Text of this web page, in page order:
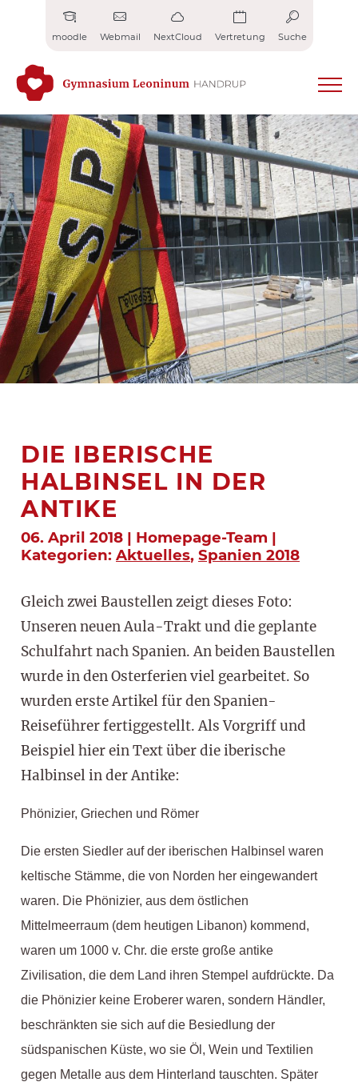
moodle Webmail NextCloud Vertretung Suche
DIE IBERISCHE
HALBINSEL IN DER
ANTIKE
06. April 2018 | Homepage-Team |
Kategorien: Aktuelles, Spanien 2018
Gleich zwei Baustellen zeigt dieses Foto:
Unseren neuen Aula-Trakt und die geplante
Schulfahrt nach Spanien. An beiden Baustellen
wurde in den Osterferien viel gearbeitet. So
wurden erste Artikel für den Spanien-
Reiseführer fertiggestellt. Als Vorgriff und
Beispiel hier ein Text über die iberische
Halbinsel in der Antike:
Phönizier, Griechen und Römer
Die ersten Siedler auf der iberischen Halbinsel waren
keltische Stämme, die von Norden her eingewandert
waren. Die Phönizier, aus dem östlichen
Mittelmeerraum (dem heutigen Libanon) kommend,
waren um 1000 v. Chr. die erste große antike
Zivilisation, die dem Land ihren Stempel aufdrückte. Da
die Phönizier keine Eroberer waren, sondern Händler,
beschränkten sie sich auf die Besiedlung der
südspanischen Küste, wo sie Öl, Wein und Textilien
gegen Metalle aus dem Hinterland tauschten. Später